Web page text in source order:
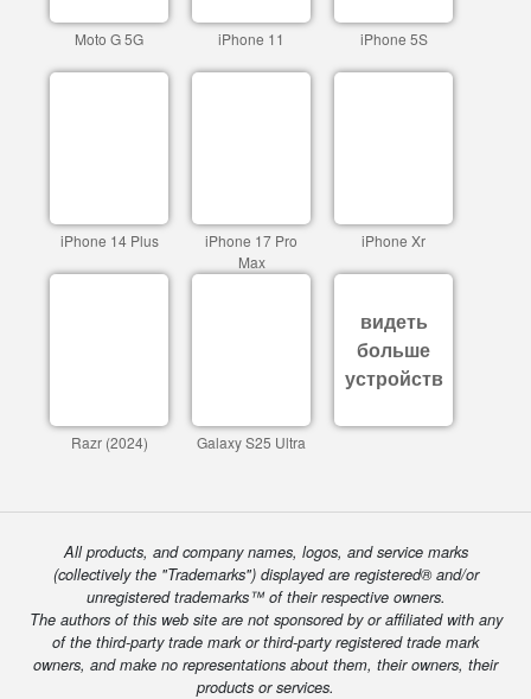
Moto G 5G iPhone 11 iPhone 5S
iPhone 14 Plus
iPhone 17 Pro
Max
iPhone Xr
Razr (2024) Galaxy S25 Ultra
видеть
больше
устройств
All products, and company names, logos, and service marks
(collectively the "Trademarks") displayed are registered® and/or
unregistered trademarks™ of their respective owners.
The authors of this web site are not sponsored by or affiliated with any
of the third-party trade mark or third-party registered trade mark
owners, and make no representations about them, their owners, their
products or services.